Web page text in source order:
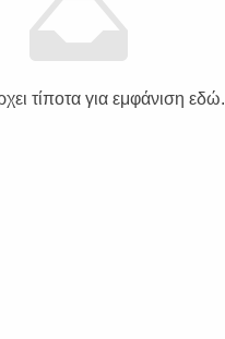
τίποτα για εμφάνιση εδώ.